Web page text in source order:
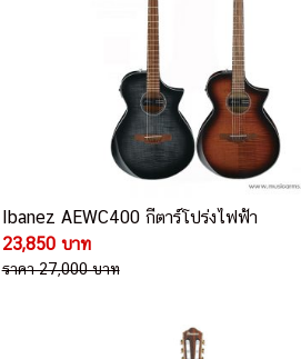
Ibanez AEWC400 กีตาร์โปร่งไฟฟ้า
23,850 บาท
ราคา 27,000 บาท